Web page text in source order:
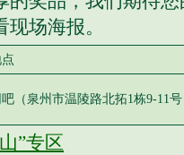
场海报。
（泉州市温陵路北拓1栋9-11
”专区